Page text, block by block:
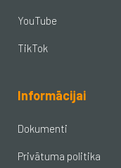
YouTube
TikTok
Informācijai
Dokumenti
Privātuma politika